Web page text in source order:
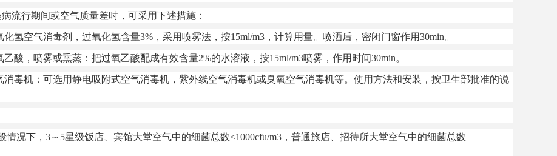
流行期间或空气质量差时，可采用下述措施：
气消毒剂，过氧化氢含量3%，采用喷雾法，按15ml/m3，计算用量。喷洒后，密闭门窗作用30min。
喷雾或熏蒸：把过氧乙酸配成有效含量2%的水溶液，按15ml/m3喷雾，作用时间30min。
：可选用静电吸附式空气消毒机，紫外线空气消毒机或臭氧空气消毒机等。使用方法和安装，按卫生部批准的说
况下，3～5星级饭店、宾馆大堂空气中的细菌总数≤1000cfu/m3，普通旅店、招待所大堂空气中的细菌总数